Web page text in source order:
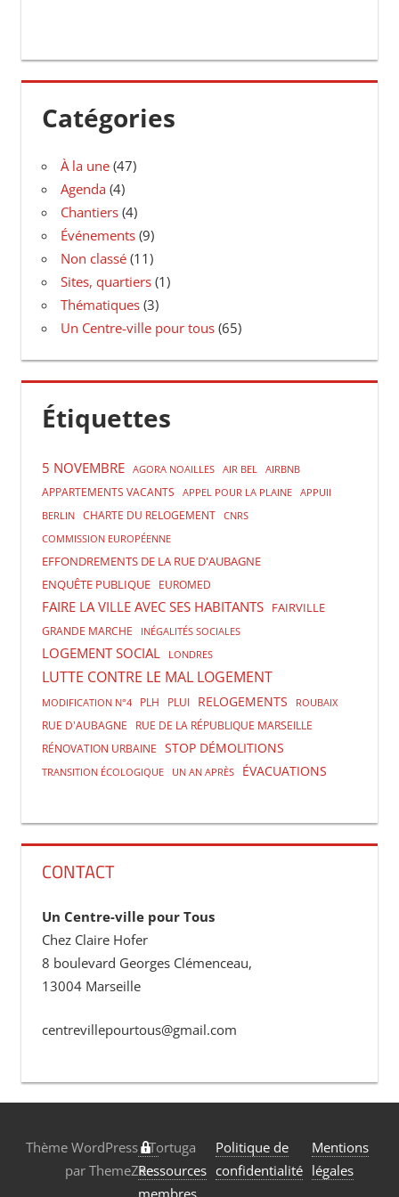
Catégories
À la une (47)
Agenda (4)
Chantiers (4)
Événements (9)
Non classé (11)
Sites, quartiers (1)
Thématiques (3)
Un Centre-ville pour tous (65)
Étiquettes
5 NOVEMBRE AGORA NOAILLES AIR BEL AIRBNB
APPARTEMENTS VACANTS APPEL POUR LA PLAINE
APPUII
BERLIN
CHARTE DU RELOGEMENT
CNRS
COMMISSION EUROPÉENNE
EFFONDREMENTS DE LA RUE D'AUBAGNE
ENQUÊTE PUBLIQUE
EUROMED
FAIRE LA VILLE AVEC SES HABITANTS FAIRVILLE
GRANDE MARCHE INÉGALITÉS SOCIALES
LOGEMENT SOCIAL LONDRES
LUTTE CONTRE LE MAL LOGEMENT
MODIFICATION N°4 PLH PLUI RELOGEMENTS ROUBAIX
RUE D'AUBAGNE
RUE DE LA RÉPUBLIQUE MARSEILLE
RÉNOVATION URBAINE
STOP DÉMOLITIONS
TRANSITION ÉCOLOGIQUE UN AN APRÈS ÉVACUATIONS
CONTACT
Un Centre-ville pour Tous
Chez Claire Hofer
8 boulevard Georges Clémenceau,
13004 Marseille
centrevillepourtous@gmail.com
Thème WordPress : Tortuga
par ThemeZee.Ressources
Politique de
confidentialité
Mentions
légales